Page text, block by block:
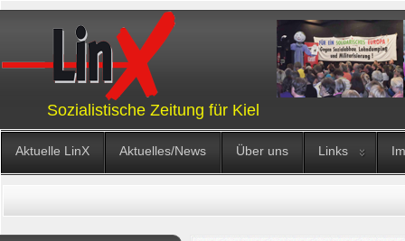
Sozialistische Zeitung für Kiel
Aktuelle LinX Aktuelles/News Über uns Links